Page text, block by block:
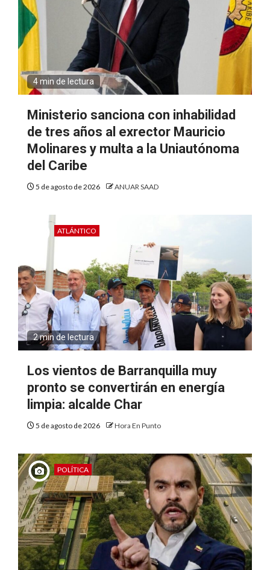
4 min de lectura
Ministerio sanciona con inhabilidad
de tres años al exrector Mauricio
Molinares y multa a la Uniautónoma
del Caribe
5 de agosto de 2026 ANUAR SAAD
ATLÁNTICO
2 min de lectura
Los vientos de Barranquilla muy
pronto se convertirán en energía
limpia: alcalde Char
5 de agosto de 2026 Hora En Punto
POLÍTICA